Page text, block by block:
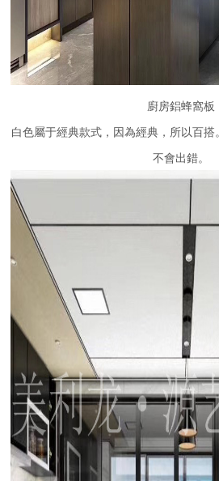
廚房鋁蜂窩板
白色屬于經典款式，因為經典，所以百
不會出錯。